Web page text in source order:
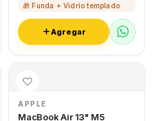
🎁 Funda + Vidrio templado
Agregar
APPLE
MacBook Air 13" M5